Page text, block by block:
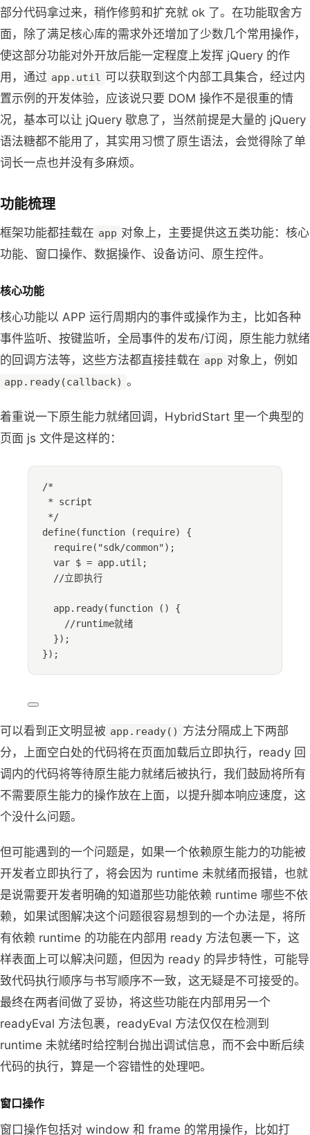
部分代码拿过来，稍作修剪和扩充就 ok 了。在功能取舍方
面，除了满足核心库的需求外还增加了少数几个常用操作，
使这部分功能对外开放后能一定程度上发挥 jQuery 的作
用，通过 app.util 可以获取到这个内部工具集合，经过内
置示例的开发体验，应该说只要 DOM 操作不是很重的情
况，基本可以让 jQuery 歇息了，当然前提是大量的 jQuery
语法糖都不能用了，其实用习惯了原生语法，会觉得除了单
词长一点也并没有多麻烦。
功能梳理
框架功能都挂载在 app 对象上，主要提供这五类功能：核心
功能、窗口操作、数据操作、设备访问、原生控件。
核心功能
核心功能以 APP 运行周期内的事件或操作为主，比如各种
事件监听、按键监听，全局事件的发布/订阅，原生能力就绪
的回调方法等，这些方法都直接挂载在 app 对象上，例如
app.ready(callback) 。
着重说一下原生能力就绪回调，HybridStart 里一个典型的
页面 js 文件是这样的：
/*
* script
*/
define(function ( require)
{
require( "sdk/common");
var $ = app. util ;
//立即执行
app. ready(function ()
{
//runtime就绪
});
});
可以看到正文明显被 app.ready() 方法分隔成上下两部
分，上面空白处的代码将在页面加载后立即执行，ready 回
调内的代码将等待原生能力就绪后被执行，我们鼓励将所有
不需要原生能力的操作放在上面，以提升脚本响应速度，这
个没什么问题。
但可能遇到的一个问题是，如果一个依赖原生能力的功能被
开发者立即执行了，将会因为 runtime 未就绪而报错，也就
是说需要开发者明确的知道那些功能依赖 runtime 哪些不依
赖，如果试图解决这个问题很容易想到的一个办法是，将所
有依赖 runtime 的功能在内部用 ready 方法包裹一下，这
样表面上可以解决问题，但因为 ready 的异步特性，可能导
致代码执行顺序与书写顺序不一致，这无疑是不可接受的。
最终在两者间做了妥协，将这些功能在内部用另一个
readyEval 方法包裹，readyEval 方法仅仅在检测到
runtime 未就绪时给控制台抛出调试信息，而不会中断后续
代码的执行，算是一个容错性的处理吧。
窗口操作
窗口操作包括对 window 和 frame 的常用操作，比如打